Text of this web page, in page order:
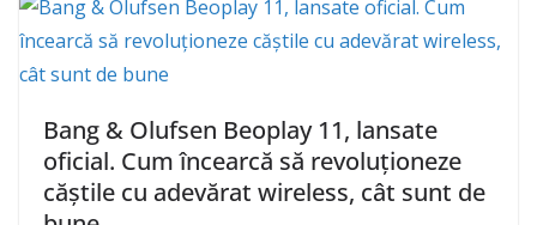
Bang & Olufsen Beoplay 11, lansate
oficial. Cum încearcă să revoluționeze
căștile cu adevărat wireless, cât sunt de